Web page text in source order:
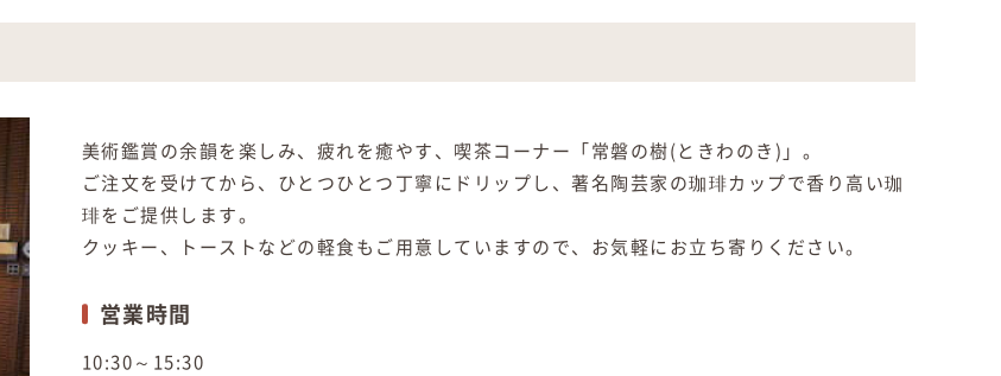
美術鑑賞の余韻を楽しみ、疲れを癒やす、喫茶コーナー「常磐の樹(ときわのき)」。
ご注文を受けてから、ひとつひとつ丁寧にドリップし、著名陶芸家の珈琲カップで香り高い珈
琲をご提供します。
クッキー、トーストなどの軽食もご用意していますので、お気軽にお立ち寄りください。
営業時間
10:30～15:30